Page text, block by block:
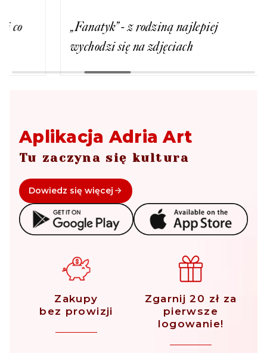
„Fanatyk” - z rodziną najlepiej
wychodzi się na zdjęciach
Aplikacja Adria Art
Tu zaczyna się kultura
Dowiedz się więcej
Zakupy
bez prowizji
Zgarnij 20 zł za
pierwsze
logowanie!